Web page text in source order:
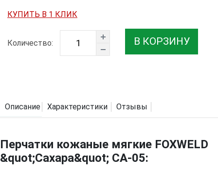
КУПИТЬ В 1 КЛИК
Количество: В КОРЗИНУ
Описание Характеристики Отзывы
Перчатки кожаные мягкие FOXWELD
&quot;Сахара&quot; СА-05: